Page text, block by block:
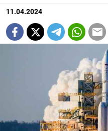
11.04.2024